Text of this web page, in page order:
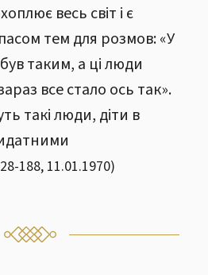
весь світ і є
тем для розмов: «У
таким, а ці люди
все стало ось так».
такі люди, діти в
28-188, 11.01.1970)